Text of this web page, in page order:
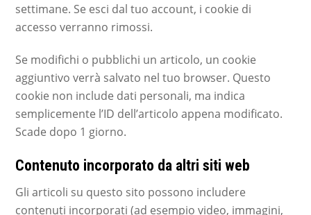
settimane. Se esci dal tuo account, i cookie di
accesso verranno rimossi.
Se modifichi o pubblichi un articolo, un cookie
aggiuntivo verrà salvato nel tuo browser. Questo
cookie non include dati personali, ma indica
semplicemente l’ID dell’articolo appena modificato.
Scade dopo 1 giorno.
Contenuto incorporato da altri siti web
Gli articoli su questo sito possono includere
contenuti incorporati (ad esempio video, immagini,